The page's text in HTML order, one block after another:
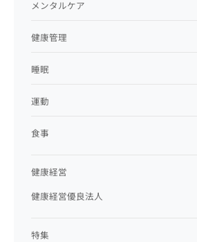
メンタルケア
健康管理
睡眠
運動
食事
健康経営
健康経営優良法人
特集